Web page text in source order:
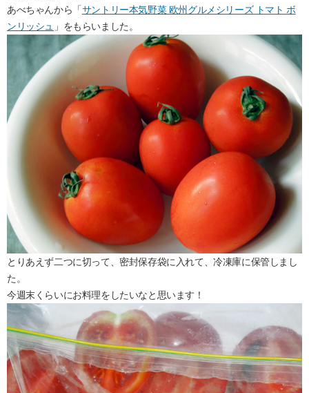
あべちゃんから「サントリー本気野菜 欧州グルメシリーズ トマト ボ
ンリッシュ 」をもらいました。
とりあえず二つに切って、密封保存袋に入れて、冷凍庫に保管しまし
た。
今週末くらいにお料理をしたいなと思います！